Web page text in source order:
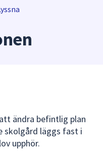
i
under
fältet.
Använd
ändra befintlig plan
skolgård läggs fast i
upphör.